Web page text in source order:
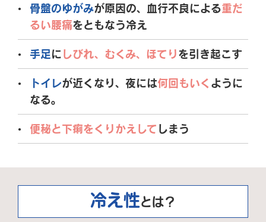
骨盤のゆがみが原因の、血行不良による重だ
るい腰痛をともなう冷え
手足にしびれ、むくみ、ほてりを引き起こす
トイレが近くなり、夜には何回もいく ように
なる。
便秘と下痢をくりかえして しまう
冷え性とは？